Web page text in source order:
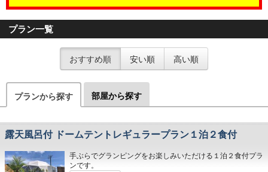
プラン一覧
おすすめ順 安い順 高い順
プランから探す 部屋から探す
露天風呂付 ドームテントレギュラープラン１泊２食付
手ぶらでグランピングをお楽しみいただける１泊２食付プラ
ンです。